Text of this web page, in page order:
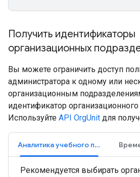
Получить идентификаторы
организационных
Вы можете ограничить доступ
администратора к одному или
организационным
идентификатор
Используйте API OrgUnit для
Аналитика учебного процесса
Рекомендуется выбирать